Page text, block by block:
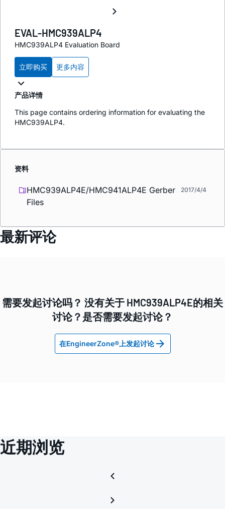
EVAL-HMC939ALP4
HMC939ALP4 Evaluation Board
立即购买 更多内容
产品详情
This page contains ordering information for evaluating the
HMC939ALP4.
资料
HMC939ALP4E/HMC941ALP4E Gerber
Files
2017/4/4
最新评论
需要发起讨论吗？ 没有关于 HMC939ALP4E的相关
讨论？是否需要发起讨论？
在EngineerZone®上发起讨论
近期浏览